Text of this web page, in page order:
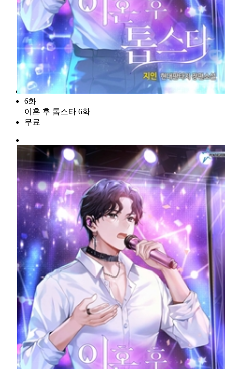
6화
이혼 후 톱스타 6화
무료